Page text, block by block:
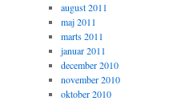
august 2011
maj 2011
marts 2011
januar 2011
december 2010
november 2010
oktober 2010